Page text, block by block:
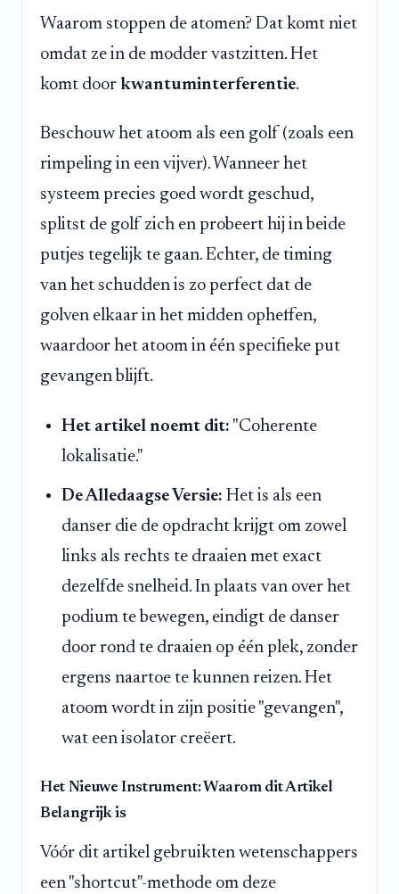
Waarom stoppen de atomen? Dat komt niet
omdat ze in de modder vastzitten. Het
komt door kwantuminterferentie.
Beschouw het atoom als een golf (zoals een
rimpeling in een vijver). Wanneer het
systeem precies goed wordt geschud,
splitst de golf zich en probeert hij in beide
putjes tegelijk te gaan. Echter, de timing
van het schudden is zo perfect dat de
golven elkaar in het midden opheffen,
waardoor het atoom in één specifieke put
gevangen blijft.
Het artikel noemt dit: "Coherente
lokalisatie."
De Alledaagse Versie: Het is als een
danser die de opdracht krijgt om zowel
links als rechts te draaien met exact
dezelfde snelheid. In plaats van over het
podium te bewegen, eindigt de danser
door rond te draaien op één plek, zonder
ergens naartoe te kunnen reizen. Het
atoom wordt in zijn positie "gevangen",
wat een isolator creëert.
Het Nieuwe Instrument: Waarom dit Artikel
Belangrijk is
Vóór dit artikel gebruikten wetenschappers
een "shortcut"-methode om deze